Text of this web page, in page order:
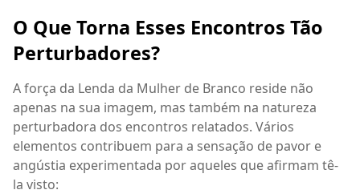
O Que Torna Esses Encontros Tão
Perturbadores?
A força da Lenda da Mulher de Branco reside não
apenas na sua imagem, mas também na natureza
perturbadora dos encontros relatados. Vários
elementos contribuem para a sensação de pavor e
angústia experimentada por aqueles que afirmam tê-
la visto: